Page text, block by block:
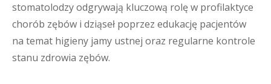
stomatolodzy odgrywają kluczową rolę w profilaktyce
chorób zębów i dziąseł poprzez edukację pacjentów
na temat higieny jamy ustnej oraz regularne kontrole
stanu zdrowia zębów.